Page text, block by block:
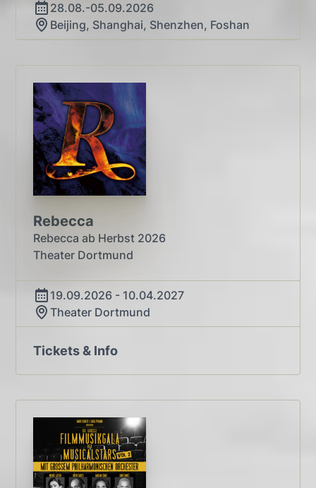
28.08.-05.09.2026
Beijing, Shanghai, Shenzhen, Foshan
Rebecca
Rebecca ab Herbst 2026
Theater Dortmund
19.09.2026 - 10.04.2027
Theater Dortmund
Tickets & Info